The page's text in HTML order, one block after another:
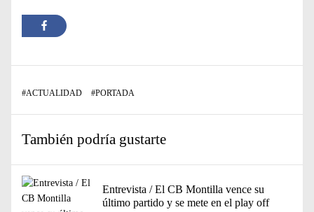
#ACTUALIDAD #PORTADA
También podría gustarte
Entrevista / El CB Montilla vence su
último partido y se mete en el play off